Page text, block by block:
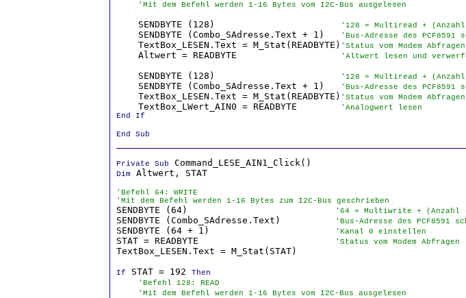
'Mit dem Befehl werden 1-16 Bytes vom I2C-Bus ausgelesen
    SENDBYTE (128)
'128 = Multiread +
    SENDBYTE (Combo_SAdresse.Text + 1)
'Bus-Adresse des PCF8591
    TextBox_LESEN.Text = M_Stat(READBYTE)
'Status vom Modem Abfragen
    Altwert = READBYTE
'Altwert lesen und
    SENDBYTE (128)
'128 = Multiread +
    SENDBYTE (Combo_SAdresse.Text + 1)
'Bus-Adresse des PCF8591
    TextBox_LESEN.Text = M_Stat(READBYTE)
'Status vom Modem Abfragen
    TextBox_LWert_AIN0 = READBYTE
'Analogwert lesen
End If
End Sub
Private Sub
Dim Altwert, STAT
'Befehl 64: WRITE
'Mit dem Befehl werden 1-16 Bytes zum I2C-Bus geschrieben
SENDBYTE (64) '64 = Multiwrite + (Anzahl
SENDBYTE (Combo_SAdresse.Text) 'Bus-Adresse des PCF8591
SENDBYTE (64 + 1) 'Kanal 0 einstellen
STAT = READBYTE 'Status vom Modem Abfragen
TextBox_LESEN.Text = M_Stat(STAT)
If STAT = 192
Then
'Befehl 128: READ
'Mit dem Befehl werden 1-16 Bytes vom I2C-Bus ausgelesen